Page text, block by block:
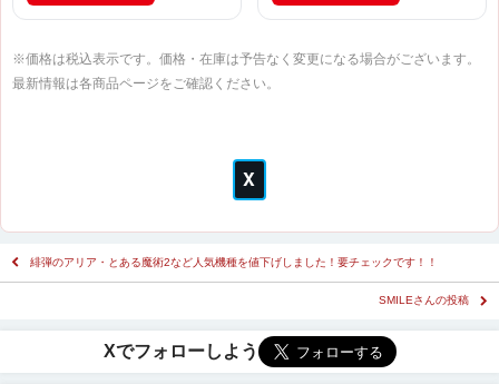
※価格は税込表示です。価格・在庫は予告なく変更になる場合がございます。
最新情報は各商品ページをご確認ください。
緋弾のアリア・とある魔術2など人気機種を値下げしました！要チェックです！！
SMILEさんの投稿